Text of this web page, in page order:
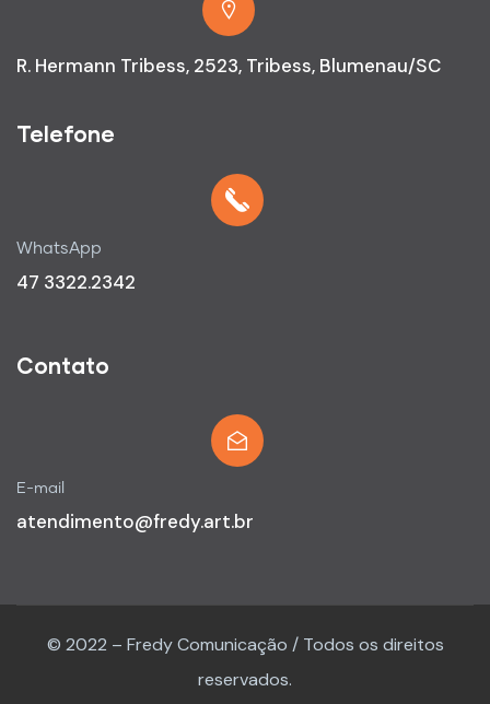
R. Hermann Tribess, 2523, Tribess, Blumenau/SC
Telefone
WhatsApp
47 3322.2342
Contato
E-mail
atendimento@fredy.art.br
© 2022 – Fredy Comunicação / Todos os direitos
reservados.